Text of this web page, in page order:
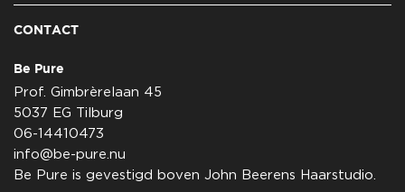
CONTACT
Be Pure
Prof. Gimbrèrelaan 45
5037 EG Tilburg
06-14410473
info@be-pure.nu
Be Pure is gevestigd boven John Beerens Haarstudio.